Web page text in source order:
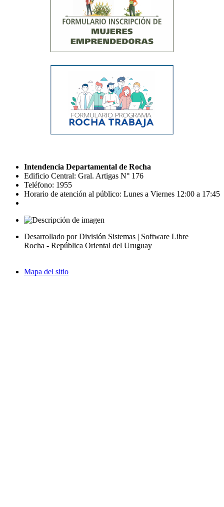
Intendencia Departamental de Rocha
Edificio Central: Gral. Artigas N° 176
Teléfono: 1955
Horario de atención al público: Lunes a Viernes 12:00 a 17:45
Desarrollado por División Sistemas | Software Libre
Rocha - República Oriental del Uruguay
Mapa del sitio